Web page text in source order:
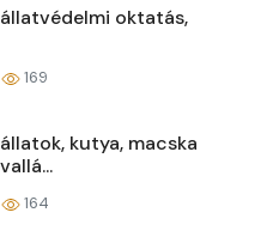
oktatás,
169
kutya, macska
164